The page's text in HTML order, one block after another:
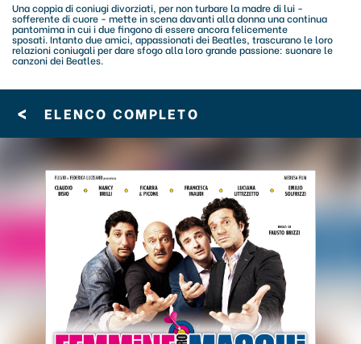
Una coppia di coniugi divorziati, per non turbare la madre di lui -
sofferente di cuore - mette in scena davanti alla donna una continua
pantomima in cui i due fingono di essere ancora felicemente
sposati. Intanto due amici, appassionati dei Beatles, trascurano le loro
relazioni coniugali per dare sfogo alla loro grande passione: suonare le
canzoni dei Beatles.
< ELENCO COMPLETO